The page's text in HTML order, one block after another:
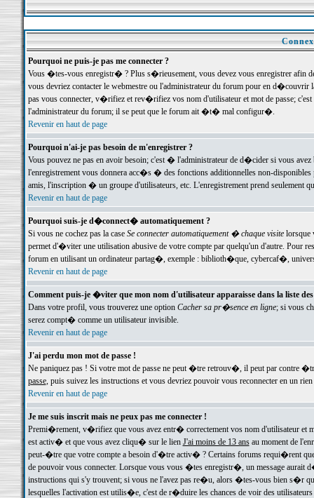
Pourquoi ne puis-je pas me connecter ?
Vous �tes-vous enregistr� ? Plus s�rieusement, vous devez vous enregistrer
vous devriez contacter le webmestre ou l'administrateur du forum pour en
pas vous connecter, v�rifiez et rev�rifiez vos nom d'utilisateur et mot de passe;
l'administrateur du forum; il se peut que le forum ait �t� mal configur�.
Revenir en haut de page
Pourquoi n'ai-je pas besoin de m'enregistrer ?
Vous pouvez ne pas en avoir besoin; c'est � l'administrateur de d�cider si vous
l'enregistrement vous donnera acc�s � des fonctions additionnelles non-
amis, l'inscription � un groupe d'utilisateurs, etc. L'enregistrement prend seulement
Revenir en haut de page
Pourquoi suis-je d�connect� automatiquement ?
Si vous ne cochez pas la case Se connecter automatiquement � chaque visitelorsque
permet d'�viter une utilisation abusive de votre compte par quelqu'un d'autre. Pour
forum en utilisant un ordinateur partag�, exemple : biblioth�que, cybercaf�,
Revenir en haut de page
Comment puis-je �viter que mon nom d'utilisateur apparaisse dans la liste
Dans votre profil, vous trouverez une option Cacher sa pr�sence en ligne; si vous
serez compt� comme un utilisateur invisible.
Revenir en haut de page
J'ai perdu mon mot de passe !
Ne paniquez pas ! Si votre mot de passe ne peut �tre retrouv�, il peut par contre
passe, puis suivez les instructions et vous devriez pouvoir vous reconnecter en un rien
Revenir en haut de page
Je me suis inscrit mais ne peux pas me connecter !
Premi�rement, v�rifiez que vous avez entr� correctement vos nom d'utilisateur
est activ� et que vous avez cliqu� sur le lien J'ai moins de 13 ansau moment de
peut-�tre que votre compte a besoin d'�tre activ� ? Certains forums requi�rent
de pouvoir vous connecter. Lorsque vous vous �tes enregistr�, un message aurait
instructions qui s'y trouvent; si vous ne l'avez pas re�u, alors �tes-vous bien s�r
lesquelles l'activation est utilis�e, c'est de r�duire les chances de voir des